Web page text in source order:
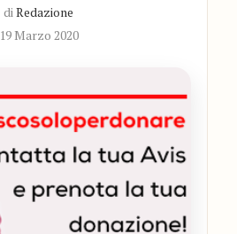
diRedazione
19 Marzo 2020